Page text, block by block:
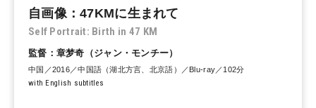
自画像：47KMに生まれて
Self Portrait: Birth in 47 KM
監督：章梦奇（ジャン・モンチー）
中国／2016／中国語（湖北方言、北京語）／Blu-ray／102分
with English subtitles